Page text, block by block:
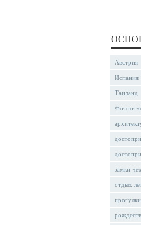
Австрия
Испания
Таиланд
замки
отдых
прогулки